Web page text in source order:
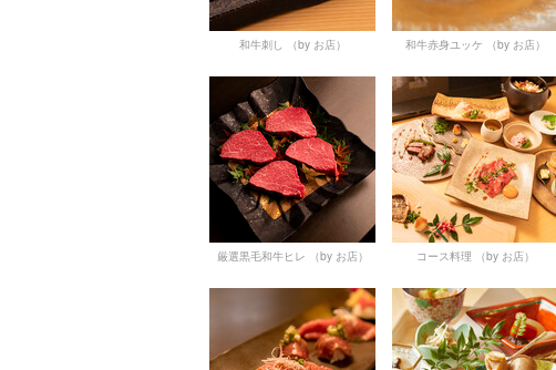
和牛刺し （by お店） 和牛赤身ユッケ （by お店）
厳選黒毛和牛ヒレ （by お店） コース料理 （by お店）